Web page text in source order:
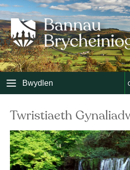
Skip
to
Bwydlen
Twristiaeth